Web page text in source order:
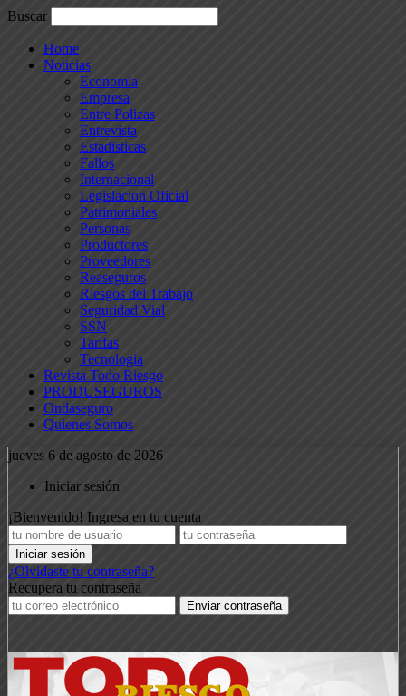
Buscar
Home
Noticias
Economia
Empresa
Entre Polizas
Entrevista
Estadisticas
Fallos
Internacional
Legislacion Oficial
Patrimoniales
Personas
Productores
Proveedores
Reaseguros
Riesgos del Trabajo
Seguridad Vial
SSN
Tarifas
Tecnologia
Revista Todo Riesgo
PRODUSEGUROS
Ondaseguro
Quienes Somos
jueves 6 de agosto de 2026
Iniciar sesión
¡Bienvenido! Ingresa en tu cuenta
¿Olvidaste tu contraseña?
Recupera tu contraseña